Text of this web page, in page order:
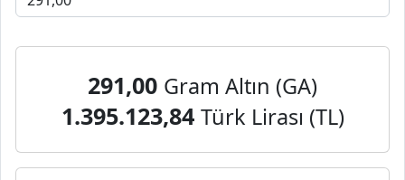
291,00 Gram Altın (GA)
1.395.123,84 Türk Lirası (TL)